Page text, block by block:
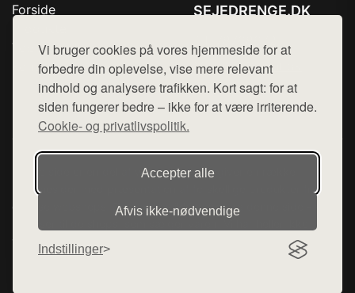
Vi bruger cookies på vores hjemmeside for at
forbedre din oplevelse, vise mere relevant
indhold og analysere trafikken. Kort sagt: for at
siden fungerer bedre – ikke for at være irriterende.
Cookie- og privatlivspolitik.
Accepter alle
Afvis ikke‑nødvendige
Indstillinger
Forside
Top Rabatter
Kontakt
SEJEDRENGE.DK
Mail: hej@want.dk
Cookie- og privatlivspolitik
Denne side er en del af want.dk, der udgiver en række
hjemmesider med præsentation af forskellige produkter fra
diverse webshops. Der sælges ikke varer fra denne side - vi
henviser til de shops, som sælger varen. Vi har heller ikke
varerne på lager.